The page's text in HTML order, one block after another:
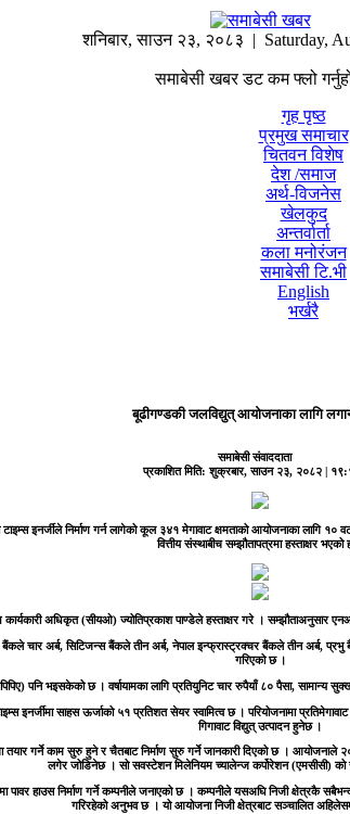
शनिबार,साउन २३, २०८३ | Saturday,
समाबेसी खबर डट कम फ्लो
गृह पृष्ठ
प्रमुख समाचार
चितवन विशेष
देश /समाज
अर्थ-विजनेस
खेलकुद
अन्तर्वार्ता
कला मनोरंजन
समाबेसी टि.भी
English
भर्खरै
बूढीगण्डकी जलविद्युत् आयोजनाका लागि
समाबेसी संवाददाता
प्रकाशित मिति:शुक्रबार, साउन २३, २०८२|
इनर्जीले निर्माण गर्न लागेको कूल ३४१ मेगावाट क्षमताको आयोजनाका लागि
वित्तीय संस्थाबीच सम्झौतापत्रमा हस्ताक्षर भएको
कार्यकारी अधिकृत (सीयओ) ज्योतिप्रकाश पाण्डेले हस्ताक्षर गरे ।
चार अर्ब, सिटिजन्स बैंकले तीन अर्ब, नेपाल इन्फ्रास्ट्रक्चर बैंकले तीन अर्ब,
गरिएको छ ।
पनि भइसकेको छ । वर्षायामका लागि प्रतियुनिट चार रुपैयाँ ८० पैसा,
इनर्जीमा साहस ऊर्जाको ५१ प्रतिशत सेयर स्वामित्व छ । परियोजनामा
गिगावाट विद्युत् उत्पादन हुनेछ ।
तयार गर्ने काम सुरु हुने र चैतबाट निर्माण सुरु गर्ने जानकारी दिएको छ ।
लगेर जोडिनेछ । सो सवस्टेशन मिलेनियम च्यालेन्ज कर्पोरेशन (एमसीसी) को
पावर हाउस निर्माण गर्ने कम्पनीले जनाएको छ । कम्पनीले यसअघि निजी क्षेत्रकै
गरिरहेको अनुभव छ । यो आयोजना निजी क्षेत्रबाट सञ्चालित